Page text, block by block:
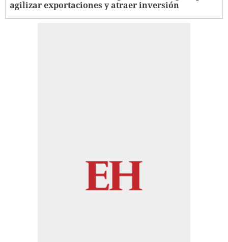
agilizar exportaciones y atraer inversión